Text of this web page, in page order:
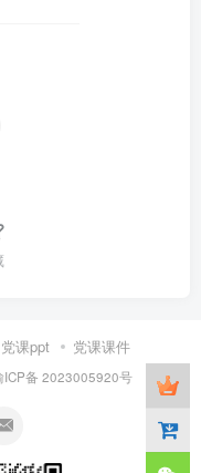
党课ppt 党课课件
ICP备 2023005920号